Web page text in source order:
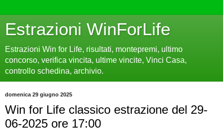
Estrazioni WinForLife
Estrazioni Win for Life, risultati, montepremi, ultimo
concorso, verifica vincita, ultime vincite, Vinci Casa,
controllo schedina, archivio.
domenica 29 giugno 2025
Win for Life classico estrazione del 29-
06-2025 ore 17:00